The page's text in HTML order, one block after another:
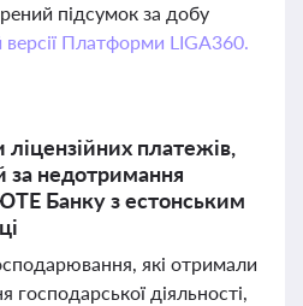
підсумок за добу
версії Платформи LIGA360.
платежів,
за недотримання
Банку з естонським
які отримали
господарської діяльності,